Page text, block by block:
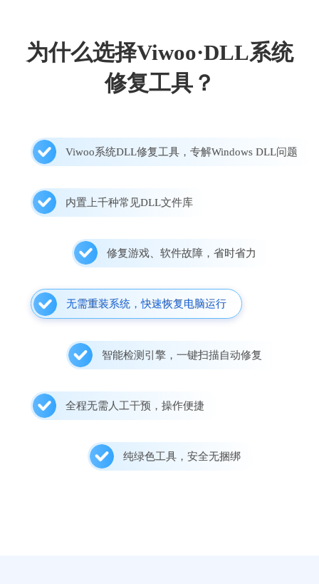
为什么选择Viwoo·DLL系统
修复工具？
Viwoo系统DLL修复工具，专解Windows DLL问题
内置上千种常见DLL文件库
修复游戏、软件故障，省时省力
无需重装系统，快速恢复电脑运行
智能检测引擎，一键扫描自动修复
全程无需人工干预，操作便捷
纯绿色工具，安全无捆绑